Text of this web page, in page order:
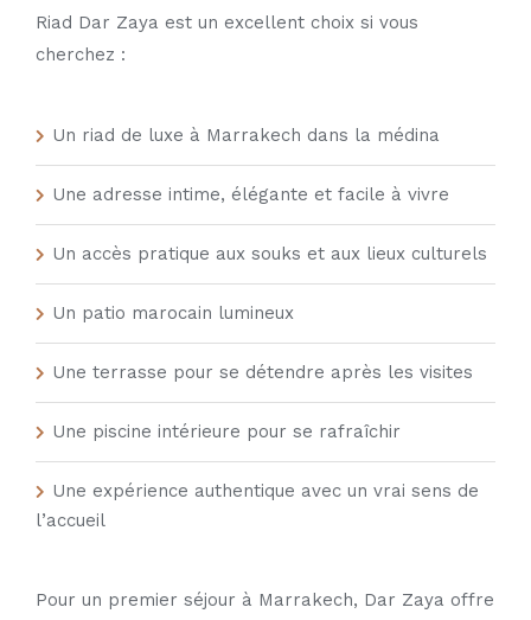
Riad Dar Zaya est un excellent choix si vous
cherchez :
Un riad de luxe à Marrakech dans la médina
Une adresse intime, élégante et facile à vivre
Un accès pratique aux souks et aux lieux culturels
Un patio marocain lumineux
Une terrasse pour se détendre après les visites
Une piscine intérieure pour se rafraîchir
Une expérience authentique avec un vrai sens de
l’accueil
Pour un premier séjour à Marrakech, Dar Zaya offre